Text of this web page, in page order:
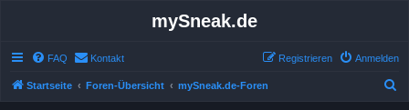
mySneak.de
FAQ Kontakt Anmelden
Registrieren
Startseite Foren-Übersicht mySneak.de-Foren